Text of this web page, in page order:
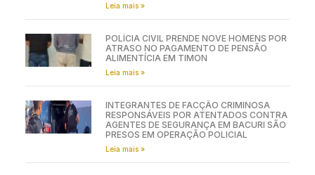
Leia mais »
POLÍCIA CIVIL PRENDE NOVE HOMENS POR
ATRASO NO PAGAMENTO DE PENSÃO
ALIMENTÍCIA EM TIMON
Leia mais »
INTEGRANTES DE FACÇÃO CRIMINOSA
RESPONSÁVEIS POR ATENTADOS CONTRA
AGENTES DE SEGURANÇA EM BACURI SÃO
PRESOS EM OPERAÇÃO POLICIAL
Leia mais »